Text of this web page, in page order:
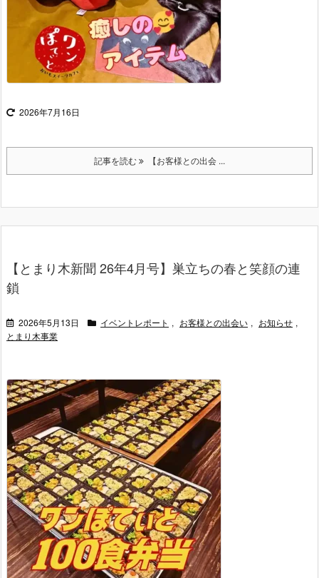
2026年7月16日
記事を読む 【お客様との出会 ...
【とまり木新聞 26年4月号】巣立ちの春と笑顔の連
鎖
2026年5月13日 イベントレポート , お客様との出会い , お知らせ ,
とまり木事業